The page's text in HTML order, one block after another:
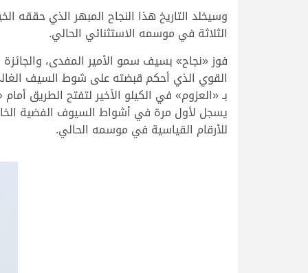
وسيخلد التاريخ هذا النجاح المبهر الذي حققه
الثلاثة في موسمه الاستثنائي الحالي.
القوي الذي أحكم قبضته على شوط السيف
بـ «العزوم» في الكيلو الأخير لتفتح الطريق
للأرقام القياسية في موسمه الحالي.